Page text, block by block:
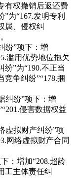
有权撤销后返还费
为“167.发明专利
属、侵权纠
”项下：增
滥用优势地位拖欠
纷”为“190.不正当
竞争纠纷”“178.捆
纷”项下：增
侵害数据权益
拟财产纠纷”项
网络虚拟财产合同
：增加“208.超龄
工主体责任纠